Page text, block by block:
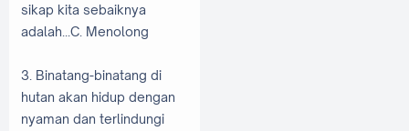
sikap kita sebaiknya
adalah...C. Menolong
3. Binatang-binatang di
hutan akan hidup dengan
nyaman dan terlindungi